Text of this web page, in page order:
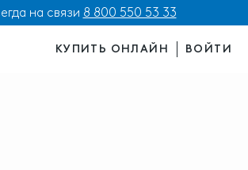
на связи 8 800 550 53 33
КУПИТЬ ОНЛАЙН ВОЙТИ